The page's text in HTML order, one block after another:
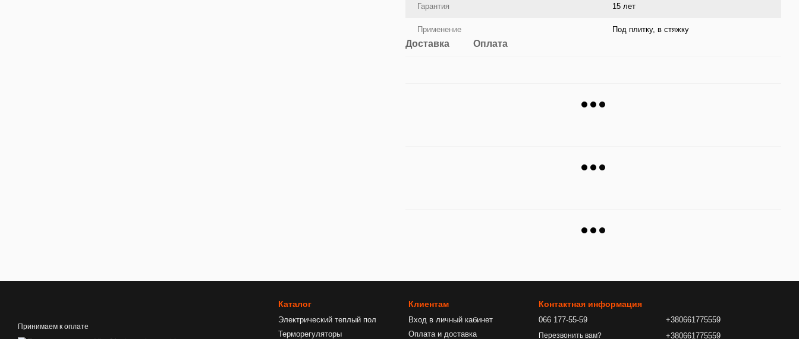
Гарантия 15 лет
Применение Под плитку, в стяжку
Доставка Оплата
Принимаем к оплате
Каталог
Электрический теплый пол
Терморегуляторы
Клиентам
Вход в личный кабинет
Оплата и доставка
Контактная информация
066 177-55-59
Перезвонить вам?
+380661775559
+380661775559